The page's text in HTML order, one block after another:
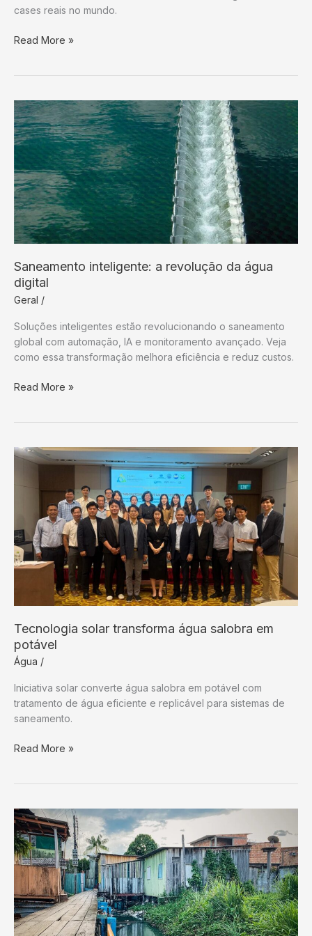
cases reais no mundo.
ETA
muda
tudo
Read More »
Saneamento inteligente: a revolução da água
digital
Geral /
Soluções inteligentes estão revolucionando o saneamento
global com automação, IA e monitoramento avançado. Veja
como essa transformação melhora eficiência e reduz custos.
Saneamento
da
água
Read More »
Tecnologia solar transforma água salobra em
potável
Água /
Iniciativa solar converte água salobra em potável com
tratamento de água eficiente e replicável para sistemas de
saneamento.
Tecnologia
salobra
em
potável
Read More »